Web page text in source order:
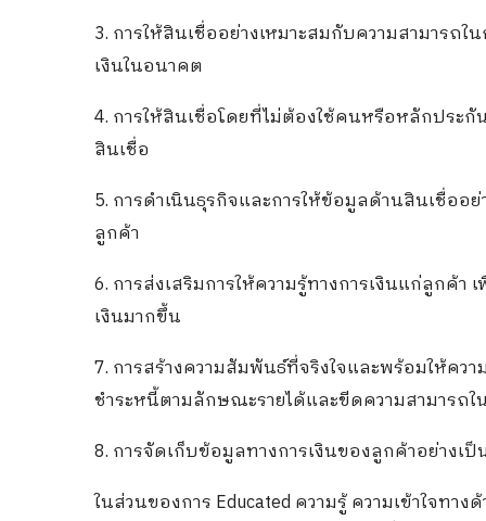
3. การให้สินเชื่ออย่างเหมาะสมกับความสามารถ
เงินในอนาคต
4. การให้สินเชื่อโดยที่ไม่ต้องใช้คนหรือหลักประกั
สินเชื่อ
5. การดำเนินธุรกิจและการให้ข้อมูลด้านสินเชื่อ
ลูกค้า
6. การส่งเสริมการให้ความรู้ทางการเงินแก่ลูกค้
เงินมากขึ้น
7. การสร้างความสัมพันธ์ที่จริงใจและพร้อมให้ค
ชำระหนี้ตามลักษณะรายได้และขีดความสามารถใ
8. การจัดเก็บข้อมูลทางการเงินของลูกค้าอย่าง
ในส่วนของการ Educated ความรู้ ความเข้าใจทา